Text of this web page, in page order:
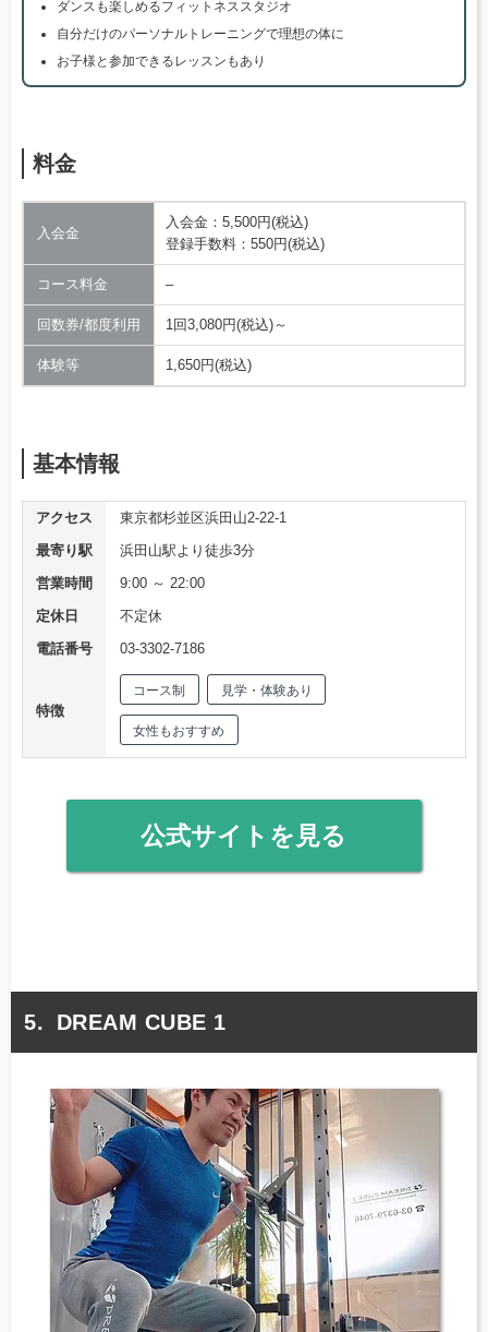
ダンスも楽しめるフィットネススタジオ
自分だけのパーソナルトレーニングで理想の体に
お子様と参加できるレッスンもあり
料金
入会金
入会金：5,500円(税込)
登録手数料：550円(税込)
コース料金 –
回数券/都度利用 1回3,080円(税込)～
体験等 1,650円(税込)
基本情報
アクセス
東京都杉並区浜田山2-22-1
最寄り駅
浜田山駅より徒歩3分
営業時間
9:00 ～ 22:00
定休日
不定休
電話番号
03-3302-7186
特徴
コース制 見学・体験あり
女性もおすすめ
公式サイトを見る
DREAM CUBE 1